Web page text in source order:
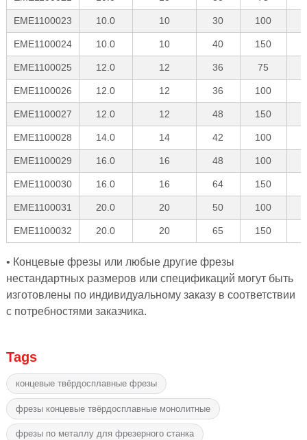
EME1100023 10.0 10 30 100
EME1100024 10.0 10 40 150
EME1100025 12.0 12 36 75
EME1100026 12.0 12 36 100
EME1100027 12.0 12 48 150
EME1100028 14.0 14 42 100
EME1100029 16.0 16 48 100
EME1100030 16.0 16 64 150
EME1100031 20.0 20 50 100
EME1100032 20.0 20 65 150
• Концевые фрезы или любые другие фрезы
нестандартных размеров или спецификаций могут быть
изготовлены по индивидуальному заказу в соответствии
с потребностями заказчика.
Tags
концевые твёрдосплавные фрезы
фрезы концевые твёрдосплавные монолитные
фрезы по металлу для фрезерного станка